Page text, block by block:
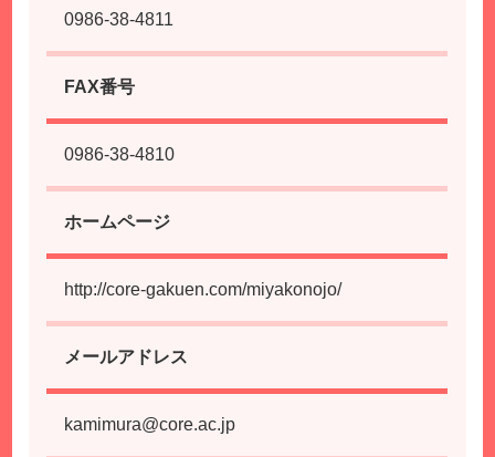
0986-38-4811
FAX番号
0986-38-4810
ホームページ
http://core-gakuen.com/miyakonojo/
メールアドレス
kamimura@core.ac.jp